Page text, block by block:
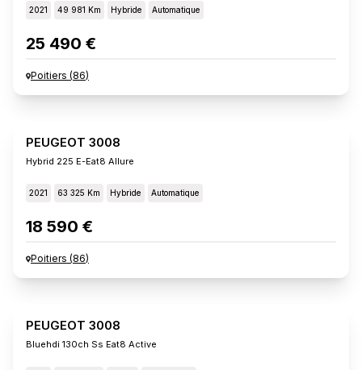
2021 49 981 Km Hybride Automatique
25 490 €
Poitiers (86)
PEUGEOT 3008
Hybrid 225 E-Eat8 Allure
2021 63 325 Km Hybride Automatique
18 590 €
Poitiers (86)
PEUGEOT 3008
Bluehdi 130ch Ss Eat8 Active